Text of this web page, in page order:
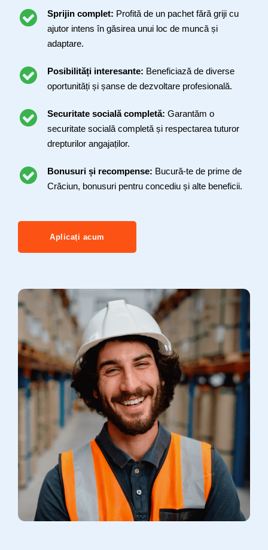
Sprijin complet: Profită de un pachet fără griji cu
ajutor intens în găsirea unui loc de muncă și
adaptare.
Posibilități interesante: Beneficiază de diverse
oportunități și șanse de dezvoltare profesională.
Securitate socială completă: Garantăm o
securitate socială completă și respectarea tuturor
drepturilor angajaților.
Bonusuri și recompense: Bucură-te de prime de
Crăciun, bonusuri pentru concediu și alte beneficii.
Aplicați acum